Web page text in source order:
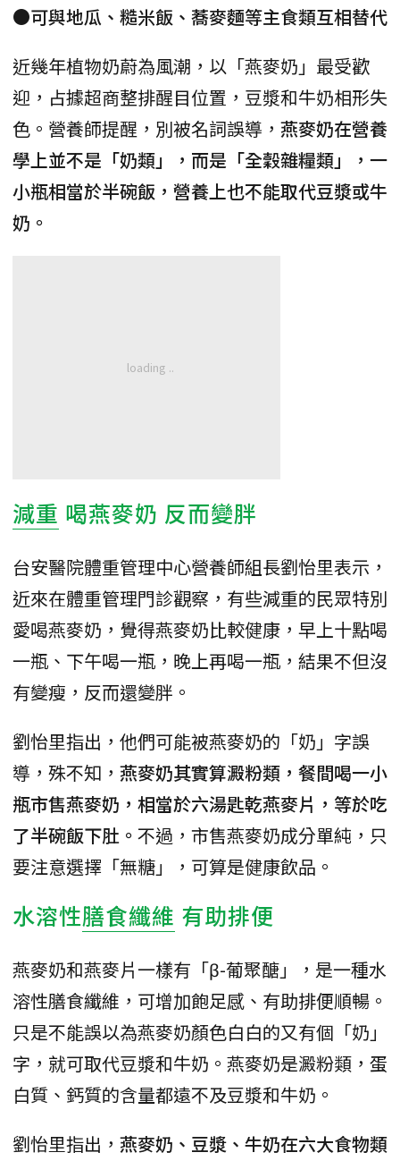
●可與地瓜、糙米飯、蕎麥麵等主食類互相替代
近幾年植物奶蔚為風潮，以「燕麥奶」最受歡
迎，占據超商整排醒目位置，豆漿和牛奶相形失
色。營養師提醒，別被名詞誤導， 燕麥奶在營養
學上並不是「奶類」，而是「全穀雜糧類」，一
小瓶相當於半碗飯，營養上也不能取代豆漿或牛
奶。
減重 喝燕麥奶 反而變胖
台安醫院體重管理中心營養師組長劉怡里表示，
近來在體重管理門診觀察，有些減重的民眾特別
愛喝燕麥奶，覺得燕麥奶比較健康，早上十點喝
一瓶、下午喝一瓶，晚上再喝一瓶，結果不但沒
有變瘦，反而還變胖。
劉怡里指出，他們可能被燕麥奶的「奶」字誤
導，殊不知， 燕麥奶其實算澱粉類，餐間喝一小
瓶市售燕麥奶，相當於六湯匙乾燕麥片，等於吃
了半碗飯下肚。 不過，市售燕麥奶成分單純，只
要注意選擇「無糖」，可算是健康飲品。
水溶性膳食纖維 有助排便
燕麥奶和燕麥片一樣有「β-葡聚醣」，是一種水
溶性膳食纖維，可增加飽足感、有助排便順暢。
只是不能誤以為燕麥奶顏色白白的又有個「奶」
字，就可取代豆漿和牛奶。燕麥奶是澱粉類，蛋
白質、鈣質的含量都遠不及豆漿和牛奶。
劉怡里指出， 燕麥奶、豆漿、牛奶在六大食物類